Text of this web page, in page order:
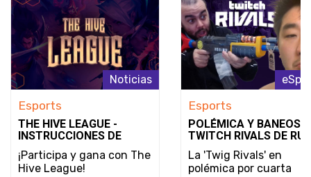
Noticias
Esports
THE HIVE LEAGUE -
INSTRUCCIONES DE
REGISTRO, REGLAS Y
LINEAMIENTOS
¡Participa y gana con The
Hive League!
Esports
POLÉMICA Y BANEOS
TWITCH RIVALS DE
ENTRE ACUSACIONES,
INSULTOS Y
La 'Twig Rivals' en
polémica por cuarta